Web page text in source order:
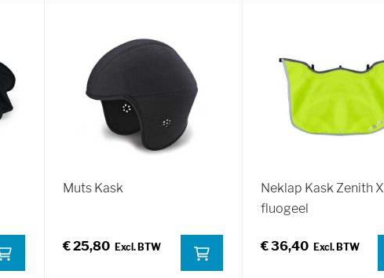
Muts Kask
€ 25,80
Neklap Kask Zenith X
fluogeel
€ 36,40